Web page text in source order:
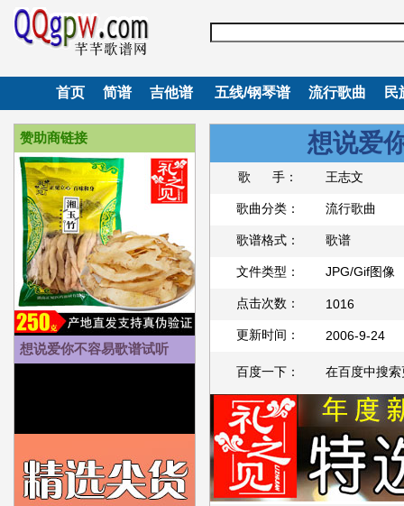
首页 简谱 吉他谱 五线/钢琴谱 流行歌曲 民
赞助商链接
想说爱你不容易歌谱试听
想说爱
歌 手： 王志文
歌曲分类： 流行歌曲
歌谱格式： 歌谱
文件类型： JPG/Gif图像
点击次数： 1016
更新时间： 2006-9-24
百度一下： 在百度中搜